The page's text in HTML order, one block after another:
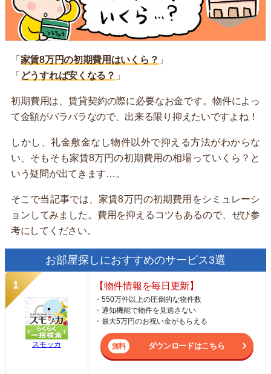
「 家賃8万円の初期費用はいくら？ 」
「 どうすれば安くなる？ 」
初期費用は、賃貸契約の際に必要なお金です。物件によっ
て金額がバラバラなので、出来る限り抑えたいですよね！
しかし、礼金敷金なし物件以外で抑える方法がわからな
い、そもそも家賃8万円の初期費用の相場っていくら？と
いう疑問が出てきます…。
そこで当記事では、家賃8万円の初期費用をシミュレーシ
ョンしてみました。費用を抑えるコツもあるので、ぜひ参
考にしてください。
お部屋探しにおすすめのサービス3選
スモッカ
【物件情報を毎日更新】
・550万件以上の圧倒的な物件数
・通知機能で物件を見逃さない
・最大5万円のお祝い金がもらえる
ダウンロードはこちら